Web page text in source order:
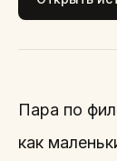
Пара по
как